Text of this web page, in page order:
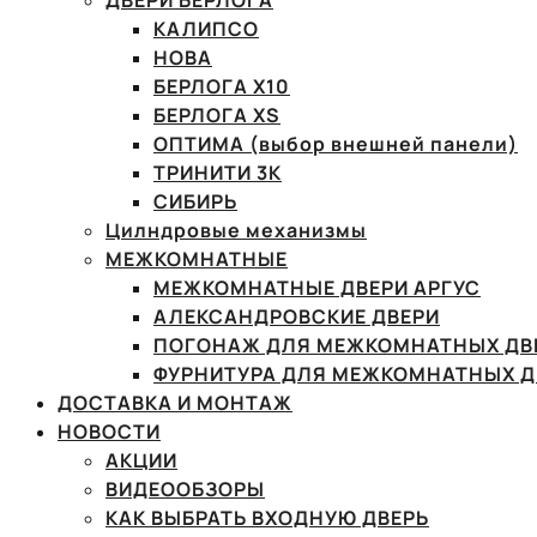
КАЛИПСО
НОВА
БЕРЛОГА Х10
БЕРЛОГА XS
ОПТИМА (выбор внешней панели)
ТРИНИТИ 3К
СИБИРЬ
Цилндровые механизмы
МЕЖКОМНАТНЫЕ
МЕЖКОМНАТНЫЕ ДВЕРИ АРГУС
АЛЕКСАНДРОВСКИЕ ДВЕРИ
ПОГОНАЖ ДЛЯ МЕЖКОМНАТНЫХ
ФУРНИТУРА ДЛЯ МЕЖКОМНАТНЫХ
ДОСТАВКА И МОНТАЖ
НОВОСТИ
АКЦИИ
ВИДЕООБЗОРЫ
КАК ВЫБРАТЬ ВХОДНУЮ ДВЕРЬ